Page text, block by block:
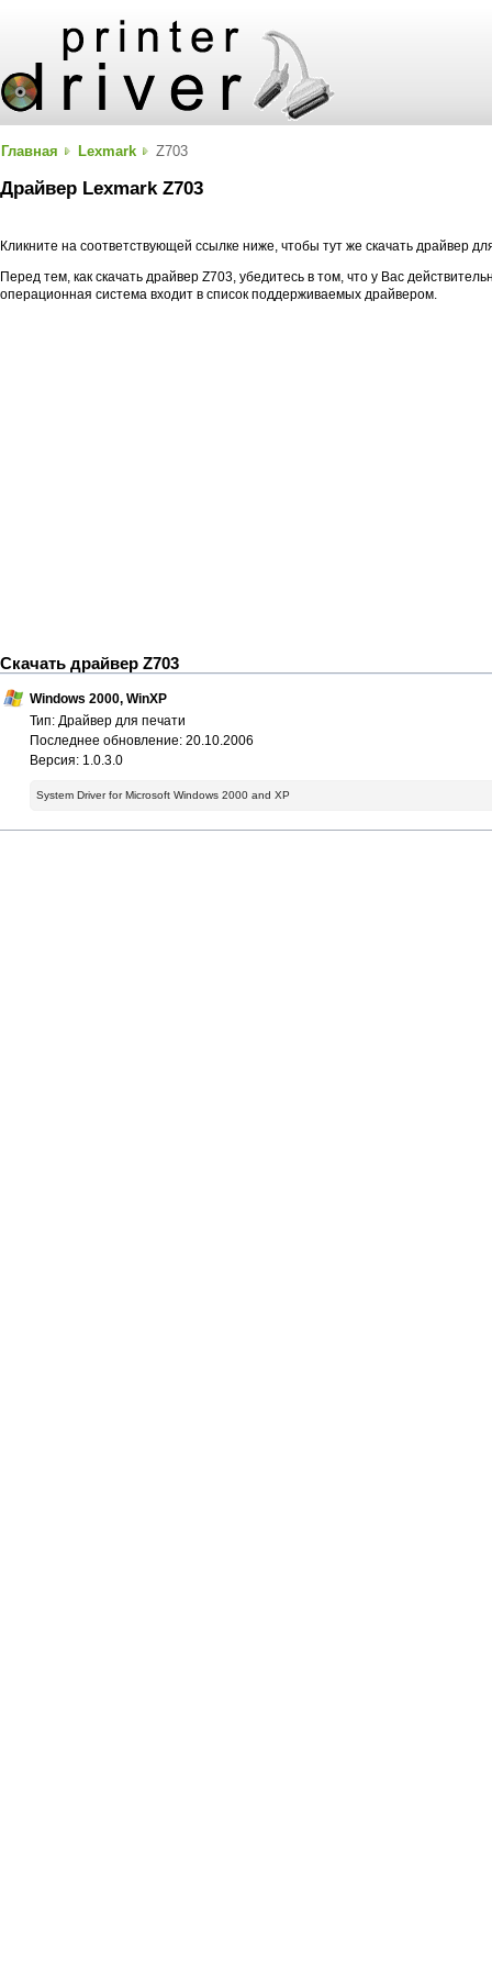
Главная Lexmark Z703
Драйвер Lexmark Z703
Кликните на соответствующей ссылке ниже, чтобы тут же скачать драйвер
Перед тем, как скачать драйвер Z703, убедитесь в том, что у Вас
операционная система входит в список поддерживаемых драйвером.
Скачать драйвер Z703
Windows 2000, WinXP
Тип: Драйвер для печати
Последнее обновление: 20.10.2006
Версия: 1.0.3.0
System Driver for Microsoft Windows 2000 and XP